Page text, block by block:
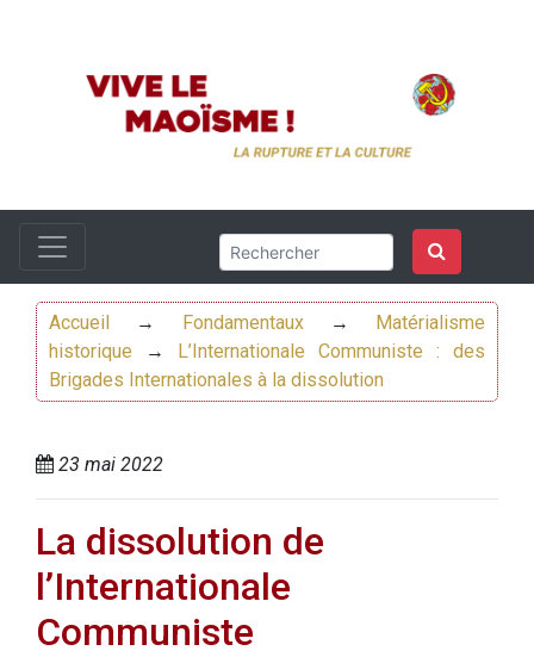
Accueil → Fondamentaux→
Matérialisme
historique →
L’Internationale Communiste : des
Brigades Internationales à la dissolution
23 mai 2022
La dissolution de
l’Internationale
Communiste